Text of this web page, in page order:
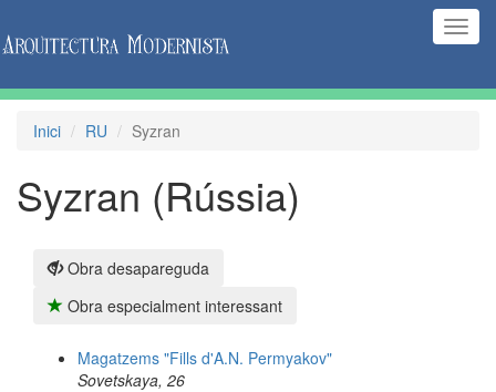
Inici RU Syzran
Syzran (Rússia)
Obra desapareguda
Obra especialment interessant
Magatzems "Fills d'A.N. Permyakov"
Sovetskaya, 26